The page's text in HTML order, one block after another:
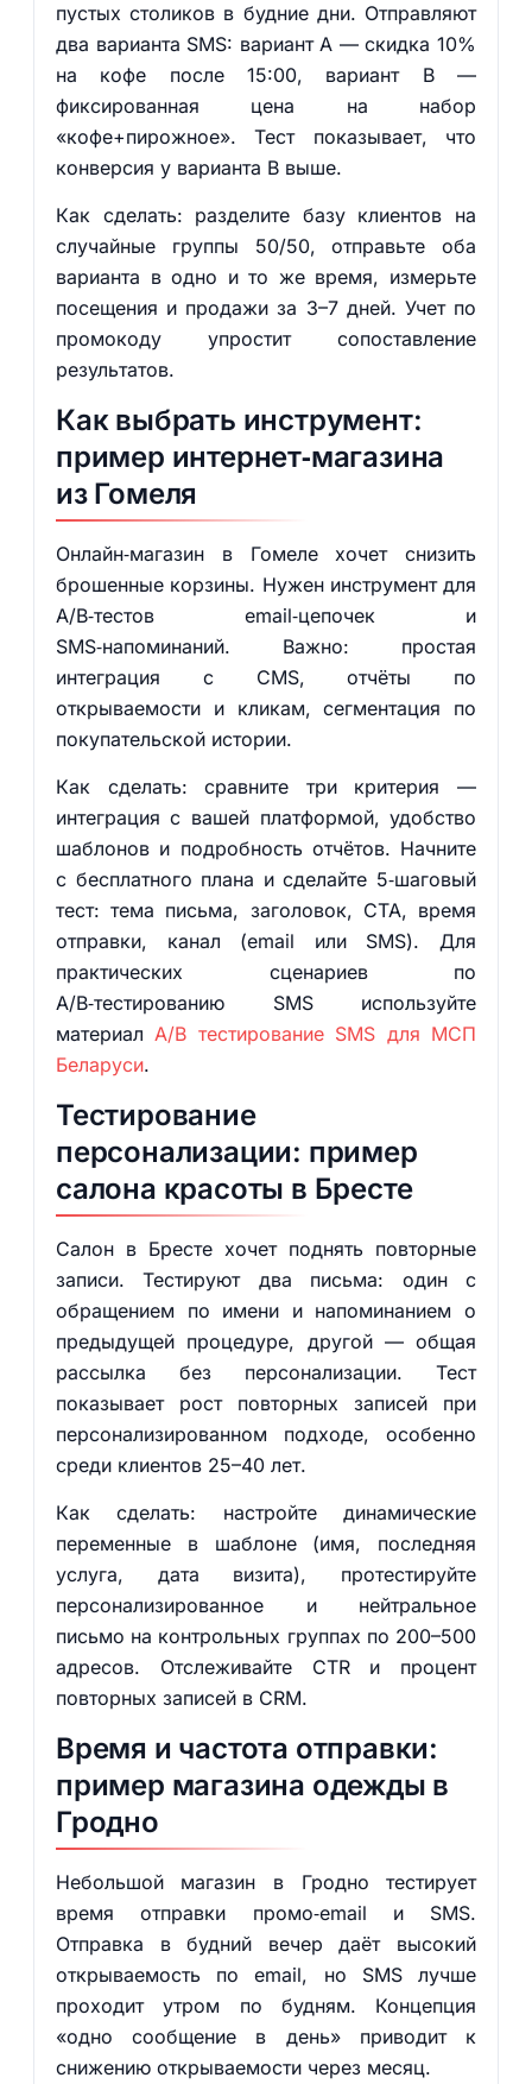
пустых столиков в будние дни. Отправляют
два варианта SMS: вариант A — скидка 10%
на кофе после 15:00, вариант B —
фиксированная цена на набор
«кофе+пирожное». Тест показывает, что
конверсия у варианта B выше.
Как сделать: разделите базу клиентов на
случайные группы 50/50, отправьте оба
варианта в одно и то же время, измерьте
посещения и продажи за 3–7 дней. Учет по
промокоду упростит сопоставление
результатов.
Как выбрать инструмент:
пример интернет‑магазина
из Гомеля
Онлайн‑магазин в Гомеле хочет снизить
брошенные корзины. Нужен инструмент для
A/B‑тестов email‑цепочек и
SMS‑напоминаний. Важно: простая
интеграция с CMS, отчёты по
открываемости и кликам, сегментация по
покупательской истории.
Как сделать: сравните три критерия —
интеграция с вашей платформой, удобство
шаблонов и подробность отчётов. Начните
с бесплатного плана и сделайте 5‑шаговый
тест: тема письма, заголовок, CTA, время
отправки, канал (email или SMS). Для
практических сценариев по
A/B‑тестированию SMS используйте
материалA/B тестирование SMS для МСП
Беларуси.
Тестирование
персонализации: пример
салона красоты в Бресте
Салон в Бресте хочет поднять повторные
записи. Тестируют два письма: один с
обращением по имени и напоминанием о
предыдущей процедуре, другой — общая
рассылка без персонализации. Тест
показывает рост повторных записей при
персонализированном подходе, особенно
среди клиентов 25–40 лет.
Как сделать: настройте динамические
переменные в шаблоне (имя, последняя
услуга, дата визита), протестируйте
персонализированное и нейтральное
письмо на контрольных группах по 200–500
адресов. Отслеживайте CTR и процент
повторных записей в CRM.
Время и частота отправки:
пример магазина одежды в
Гродно
Небольшой магазин в Гродно тестирует
время отправки промо‑email и SMS.
Отправка в будний вечер даёт высокий
открываемость по email, но SMS лучше
проходит утром по будням. Концепция
«одно сообщение в день» приводит к
снижению открываемости через месяц.